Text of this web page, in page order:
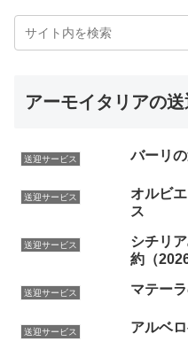
アーモイタリアの
送迎サービス バーリ
送迎サービス
オルビ
ス
送迎サービス
シチリ
約（
送迎サービス マテー
送迎サービス アルベ